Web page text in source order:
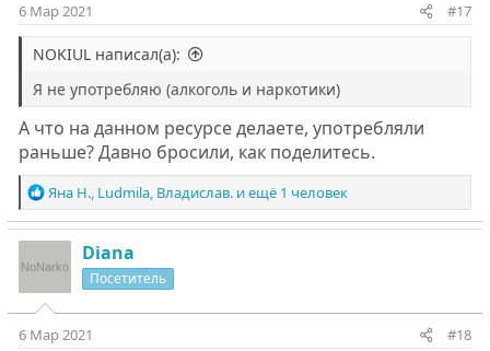
6 Мар 2021 #17
NOKIUL написал(а):
Я не употребляю (алкоголь и наркотики)
А что на данном ресурсе делаете, употребляли
раньше? Давно бросили, как поделитесь.
Р
е
а
ц
и
и
:
Яна Н., Ludmila, Владислав.и ещё 1 человек
Diana
Посетитель
6 Мар 2021 #18